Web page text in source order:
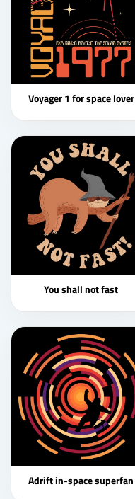
Voyager 1 for space lover
You shall not fast
Adrift in-space superfan